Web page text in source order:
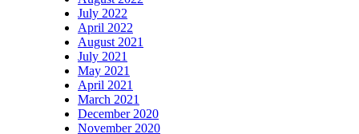
July 2022
April 2022
August 2021
July 2021
May 2021
April 2021
March 2021
December 2020
November 2020